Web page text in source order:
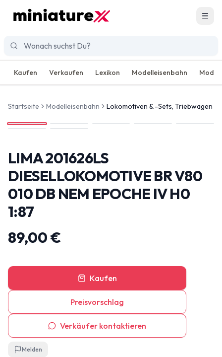
Menü
Kaufen Verkaufen Lexikon Modelleisenbahn
Startseite Modelleisenbahn Lokomotiven & -Sets, Triebwagen
LIMA 201626LS
DIESELLOKOMOTIVE BR V80
010 DB NEM EPOCHE IV H0
1:87
89,00 €
Kaufen
Preisvorschlag
Verkäufer kontaktieren
Melden